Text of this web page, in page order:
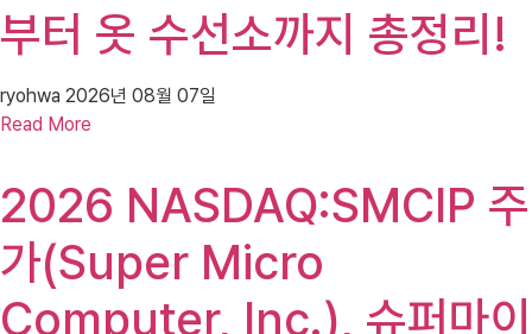
부터 옷 수선소까지 총정리!
ryohwa 2026년 08월 07일
Read More
2026 NASDAQ:SMCIP 주
가(Super Micro
Computer, Inc.), 슈퍼마이